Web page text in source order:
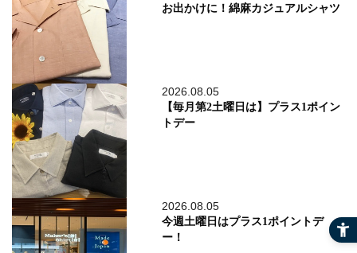
お出かけに！綿麻カジュアルシャツ
2026.08.05
【毎月第2土曜日は】プラス1ポイン
トデー
2026.08.05
今週土曜日はプラス1ポイントデ
ー！